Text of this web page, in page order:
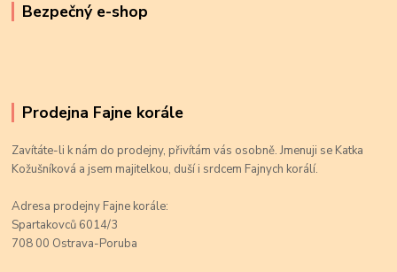
Bezpečný e-shop
Prodejna Fajne korále
Zavítáte-li k nám do prodejny, přivítám vás osobně. Jmenuji se Katka
Kožušníková a jsem majitelkou, duší i srdcem Fajnych korálí.
Adresa prodejny Fajne korále:
Spartakovců 6014/3
708 00 Ostrava-Poruba